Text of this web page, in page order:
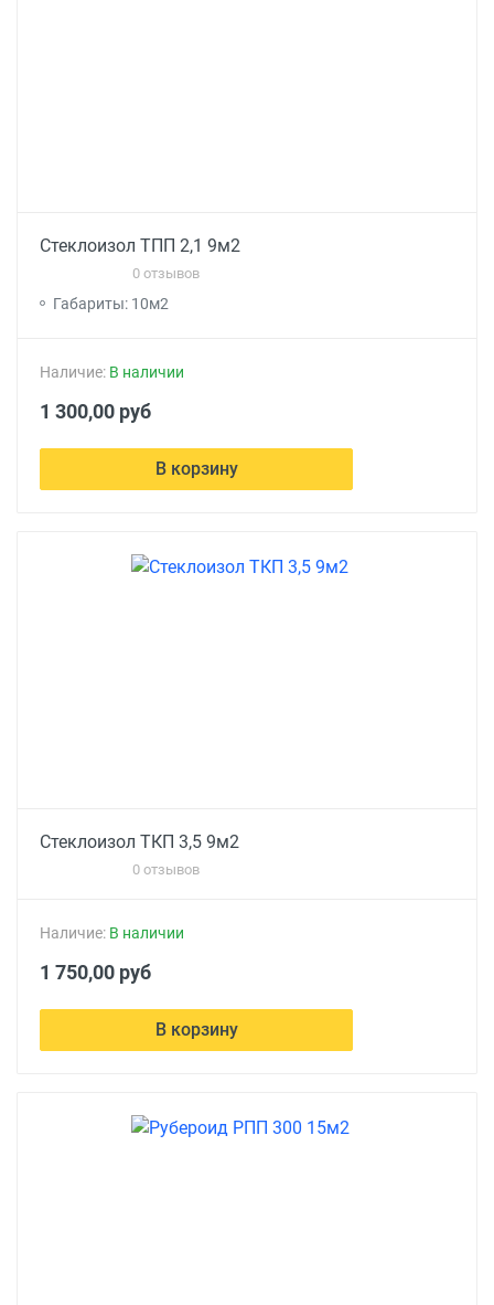
Стеклоизол ТПП 2,1 9м2
0 отзывов
Габариты: 10м2
Наличие: В наличии
1 300,00 руб
В корзину
Стеклоизол ТКП 3,5 9м2
0 отзывов
Наличие: В наличии
1 750,00 руб
В корзину